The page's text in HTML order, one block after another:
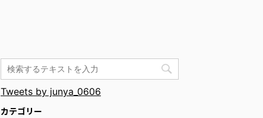
Tweets by junya_0606
カテゴリー